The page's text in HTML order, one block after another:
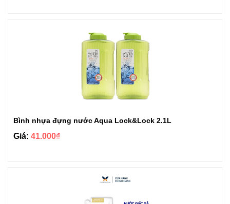
Bình nhựa đựng nước Aqua Lock&Lock 2.1L
Giá: 41.000₫